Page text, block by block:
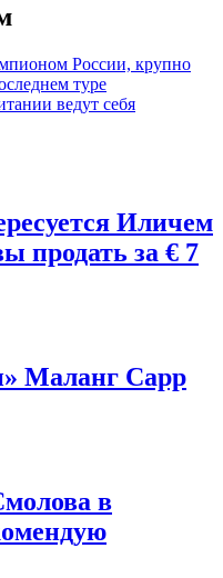
России, крупно
туре
ведут себя
Иличем
продать за € 7
Маланг Сарр
в